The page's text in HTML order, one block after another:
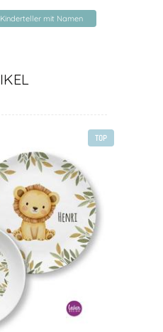
Geschenke Kind 3 Jahr
Kinderteller mit Namen
TOP